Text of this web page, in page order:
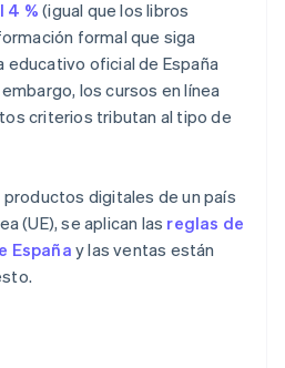
4 % (igual que los libros
formal que siga
oficial de España
los cursos en línea
criterios tributan al tipo de
digitales de un país
(UE), se aplican las reglas de
España y las ventas están